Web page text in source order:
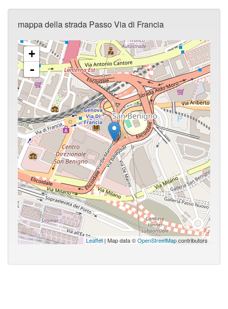
mappa della strada Passo Via di Francia
+
-
Leaflet| Map data ©OpenStreetMapcontributors